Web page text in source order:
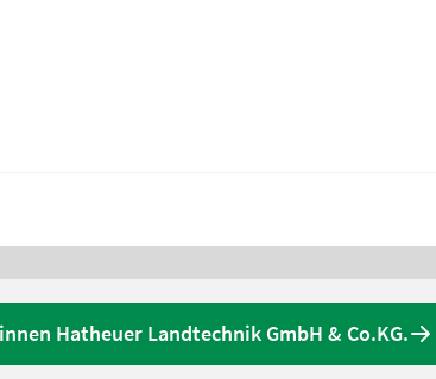
Hatheuer Landtechnik GmbH & Co.KG.